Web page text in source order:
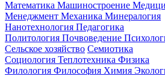
Математика Машиностроение
Менеджмент Механика Минералогия
Нанотехнология Педагогика
Политология Почвоведение
Сельское хозяйство Семиотика
Социология Теплотехника Физика
Филология Философия Химия